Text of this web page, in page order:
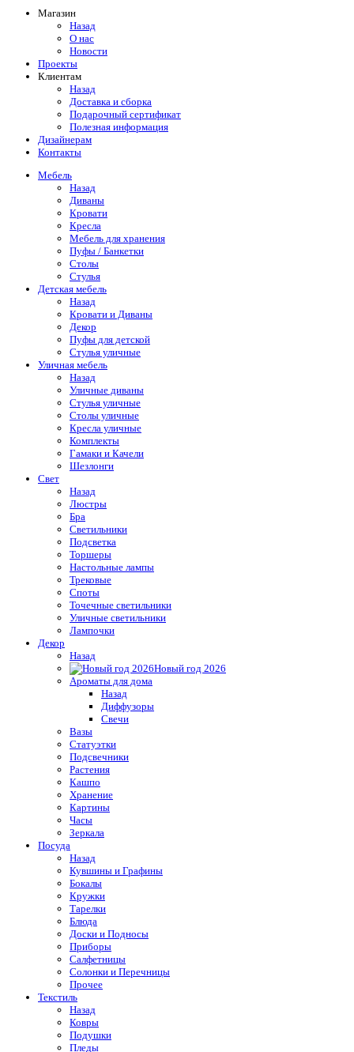
Магазин
Назад
О нас
Новости
Проекты
Клиентам
Назад
Доставка и сборка
Подарочный сертификат
Полезная информация
Дизайнерам
Контакты
Мебель
Назад
Диваны
Кровати
Кресла
Мебель для хранения
Пуфы / Банкетки
Столы
Стулья
Детская мебель
Назад
Кровати и Диваны
Декор
Пуфы для детской
Стулья уличные
Уличная мебель
Назад
Уличные диваны
Стулья уличные
Столы уличные
Кресла уличные
Комплекты
Гамаки и Качели
Шезлонги
Свет
Назад
Люстры
Бра
Светильники
Подсветка
Торшеры
Настольные лампы
Трековые
Споты
Точечные светильники
Уличные светильники
Лампочки
Декор
Назад
Новый год 2026
Ароматы для дома
Назад
Диффузоры
Свечи
Вазы
Статуэтки
Подсвечники
Растения
Кашпо
Хранение
Картины
Часы
Зеркала
Посуда
Назад
Кувшины и Графины
Бокалы
Кружки
Тарелки
Блюда
Доски и Подносы
Приборы
Салфетницы
Солонки и Перечницы
Прочее
Текстиль
Назад
Ковры
Подушки
Пледы